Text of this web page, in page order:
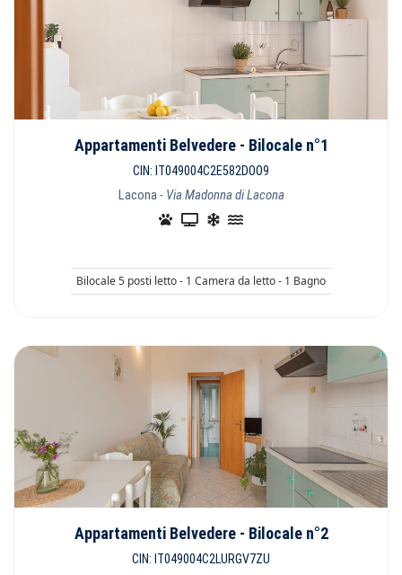
Appartamenti Belvedere - Bilocale n°1
CIN: IT049004C2E582DOO9
Lacona- Via Madonna di Lacona
Bilocale 5 posti letto - 1 Camera da letto - 1 Bagno
Appartamenti Belvedere - Bilocale n°2
CIN: IT049004C2LURGV7ZU